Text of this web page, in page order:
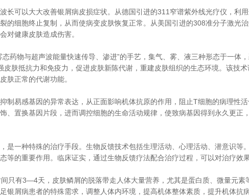
长可以大大改善银屑病皮损症状。从德国引进的311窄谱紫外线光疗仪，利
的细胞终止复制，从而使病变皮肤恢复正常。从美国引进的308准分子激光
对健康皮肤造成伤害。
药物与超声波能量快速传导、渗进”的手艺，集气、雾、液三种形态于一体
肤抵抗力和免疫力，促进皮肤新陈代谢，重建皮肤组织的生态环境。该技
肤正常的代谢功能。
制易感基因的异常表达，从正面影响机体抗原的作用，阻止T细胞的病理性
、置换基因片段，进而调控细胞的生命活动规律，使致病基因得到永久更正
是一种特殊的治疗手段。生物反馈技术包括生理活动、心理活动、潜意识等
的重要作用。临床证实，通过生物反馈疗法配合治疗过程，可以对治疗效
只有3—4天，皮肤鳞屑的脱落带走人体大量营养，尤其是蛋白质、微量元
银屑病患者的特殊需求，调整人体内环境，提高机体整体素质，提升机体抗